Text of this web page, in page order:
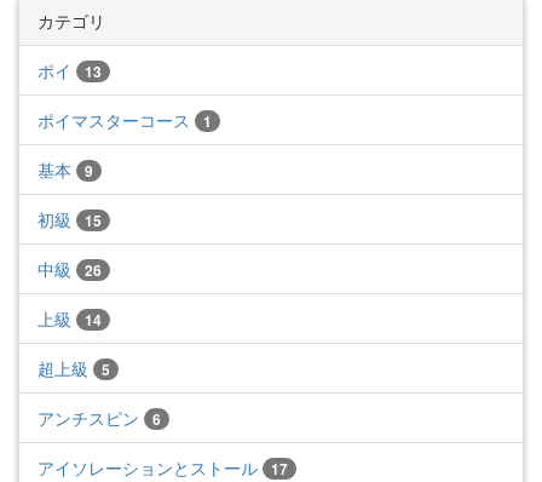
カテゴリ
ポイ 13
ポイマスターコース 1
基本 9
初級 15
中級 26
上級 14
超上級 5
アンチスピン 6
アイソレーションとストール 17